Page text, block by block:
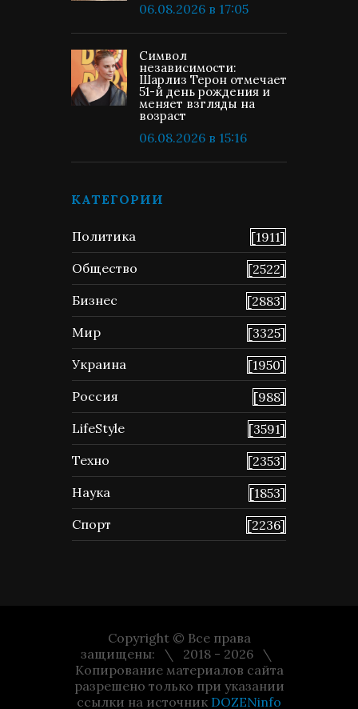
06.08.2026 в 17:05
Символ
независимости:
Шарлиз Терон отмечает
51-й день рождения и
меняет взгляды на
возраст
06.08.2026 в 15:16
КАТЕГОРИИ
Политика
[1911]
Общество
[2522]
Бизнес
[2883]
Мир
[3325]
Украина
[1950]
Россия
[988]
LifeStyle
[3591]
Техно
[2353]
Наука
[1853]
Спорт
[2236]
Copyright © Все права
защищены:
2018 - 2026
Копирование материалов сайта
разрешено только при указании
ссылки на источник DOZENinfo